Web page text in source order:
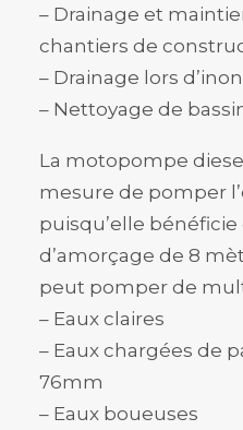
– Drainage et
chantiers de
– Drainage lors
– Nettoyage de
La motopompe
mesure de pomper
puisqu’elle bénéficie
d’amorçage de 8
peut pomper de
– Eaux claires
– Eaux chargées de
76mm
– Eaux boueuses